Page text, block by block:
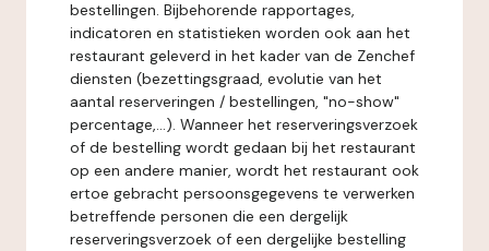
bestellingen. Bijbehorende rapportages,
indicatoren en statistieken worden ook aan het
restaurant geleverd in het kader van de Zenchef
diensten (bezettingsgraad, evolutie van het
aantal reserveringen / bestellingen, "no-show"
percentage,...). Wanneer het reserveringsverzoek
of de bestelling wordt gedaan bij het restaurant
op een andere manier, wordt het restaurant ook
ertoe gebracht persoonsgegevens te verwerken
betreffende personen die een dergelijk
reserveringsverzoek of een dergelijke bestelling